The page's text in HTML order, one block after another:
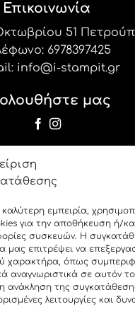
εμπειρία,
για την αποθήκευση ή/
συσκευών. Η
μας επιτρέψει να
χαρακτήρα, όπως
αναγνωριστικά σε αυτόν
ανάκληση της
λειτουργίες και
Επικοινωνία
51
6978397425
info@i-stampit.gr
μας
στο newsletter μας